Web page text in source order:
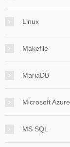
Linux
Makefile
MariaDB
Microsoft Azure
MS SQL